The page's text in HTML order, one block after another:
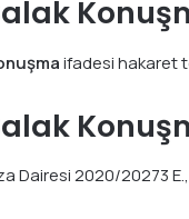
ifadesi hakaret
Dairesi 2020/20273